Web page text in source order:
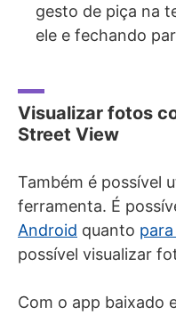
gesto de piça na
ele e fechando
Visualizar fotos
Street View
Também é possível
ferramenta. É
Android quanto
possível visualizar
Com o app baixado